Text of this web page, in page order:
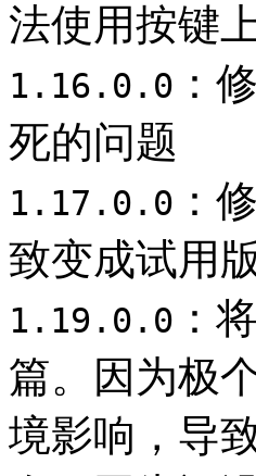
法使用按键
1.16.0.0 ：
死的问题
1.17.0.0 ：
致变成试用
1.19.0.0 ：
篇。因为极
境影响，导